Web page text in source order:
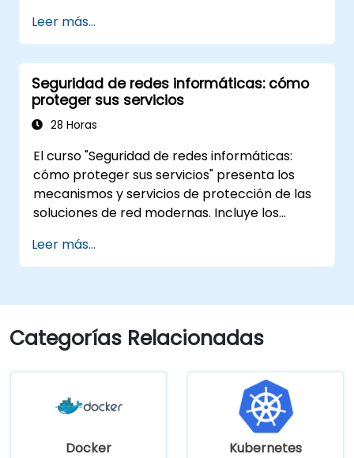
organizacionales y desplegar soluciones
SD-WAN de manera efectiva.
Implementar y gestionar funciones de
seguridad dentro de una red SD-WAN.
Monitorear, administrar y resolver
problemas en entornos SD-WAN.
Leer más...
Seguridad de redes informáticas: cómo
proteger sus servicios
28 Horas
El curso "Seguridad de redes informáticas:
cómo proteger sus servicios" presenta los
mecanismos y servicios de protección de las
soluciones de red modernas. Incluye los
confidencialidad y la integridad de los datos,
el uso de cifrado, certificados, infraestructura
seguro de contraseñas. El curso también
aborda los protocolos y servicios de
seguridad en redes, los sistemas de
inalámbricas, la interconexión de sucursales
empresariales y las pruebas de seguridad
mediante pruebas de penetración, escaneo
de redes y detección de vulnerabilidades.
Leer más...
Categorías Relacionadas
Docker Kubernetes